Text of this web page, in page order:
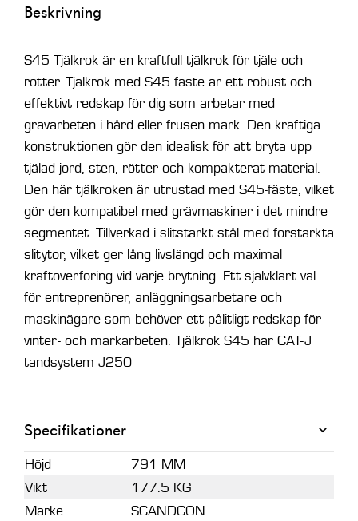
Beskrivning
S45 Tjälkrok är en kraftfull tjälkrok för tjäle och
rötter. Tjälkrok med S45 fäste är ett robust och
effektivt redskap för dig som arbetar med
grävarbeten i hård eller frusen mark. Den kraftiga
konstruktionen gör den idealisk för att bryta upp
tjälad jord, sten, rötter och kompakterat material.
Den här tjälkroken är utrustad med S45-fäste, vilket
gör den kompatibel med grävmaskiner i det mindre
segmentet. Tillverkad i slitstarkt stål med förstärkta
slitytor, vilket ger lång livslängd och maximal
kraftöverföring vid varje brytning. Ett självklart val
för entreprenörer, anläggningsarbetare och
maskinägare som behöver ett pålitligt redskap för
vinter- och markarbeten. Tjälkrok S45 har CAT-J
tandsystem J250
Specifikationer
Höjd
791 MM
Vikt
177.5 KG
Märke
SCANDCON